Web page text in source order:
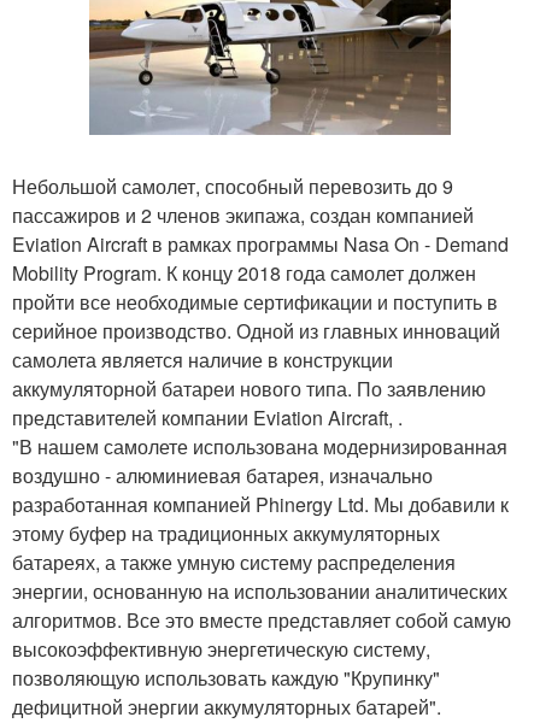
Небольшой самолет, способный перевозить до 9
пассажиров и 2 членов экипажа, создан компанией
Eviation Aircraft в рамках программы Nasa On - Demand
Mobility Program. К концу 2018 года самолет должен
пройти все необходимые сертификации и поступить в
серийное производство. Одной из главных инноваций
самолета является наличие в конструкции
аккумуляторной батареи нового типа. По заявлению
представителей компании Eviation Aircraft, .
"В нашем самолете использована модернизированная
воздушно - алюминиевая батарея, изначально
разработанная компанией Phinergy Ltd. Мы добавили к
этому буфер на традиционных аккумуляторных
батареях, а также умную систему распределения
энергии, основанную на использовании аналитических
алгоритмов. Все это вместе представляет собой самую
высокоэффективную энергетическую систему,
позволяющую использовать каждую "Крупинку"
дефицитной энергии аккумуляторных батарей".